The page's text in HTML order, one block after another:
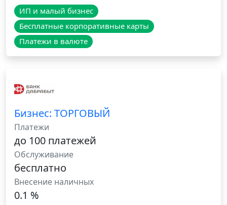
ИП и малый бизнес
Бесплатные корпоративные карты
Платежи в валюте
Бизнес: ТОРГОВЫЙ
Платежи
до 100 платежей
Обслуживание
бесплатно
Внесение наличных
0.1 %